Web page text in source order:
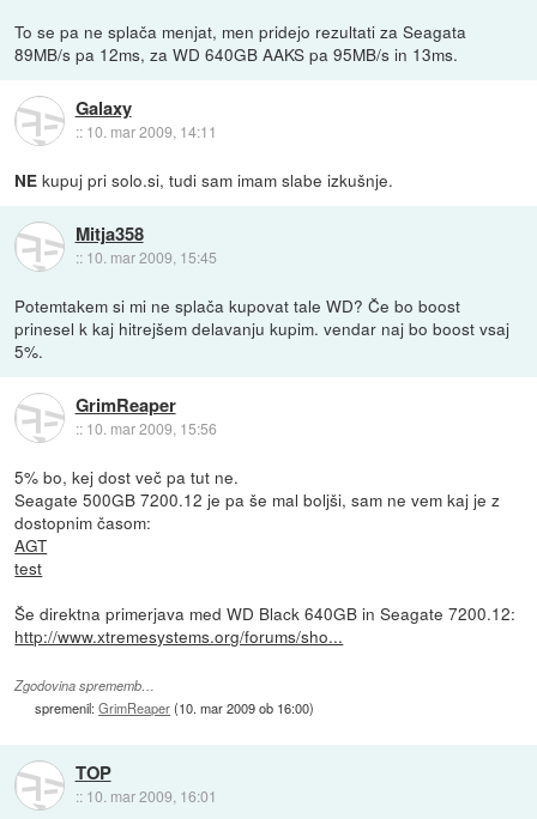
To se pa ne splača menjat, men pridejo rezultati za Seagata
89MB/s pa 12ms, za WD 640GB AAKS pa 95MB/s in 13ms.
Galaxy
:: 10. mar 2009, 14:11
NE kupuj pri solo.si, tudi sam imam slabe izkušnje.
Mitja358
:: 10. mar 2009, 15:45
Potemtakem si mi ne splača kupovat tale WD? Če bo boost
prinesel k kaj hitrejšem delavanju kupim. vendar naj bo boost vsaj
5%.
GrimReaper
:: 10. mar 2009, 15:56
5% bo, kej dost več pa tut ne.
Seagate 500GB 7200.12 je pa še mal boljši, sam ne vem kaj je z
dostopnim časom:
AGT
test
Še direktna primerjava med WD Black 640GB in Seagate 7200.12:
http://www.xtremesystems.org/forums/sho...
Zgodovina sprememb…
spremenil:GrimReaper(10. mar 2009 ob 16:00)
TOP
:: 10. mar 2009, 16:01